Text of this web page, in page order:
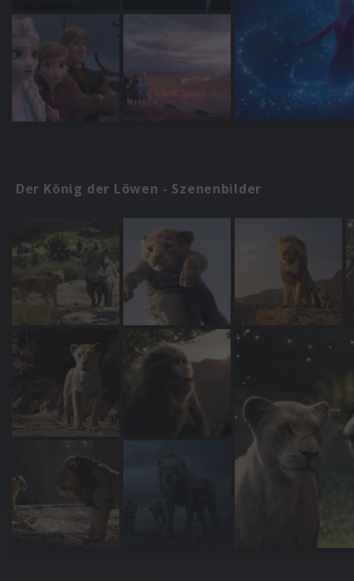
Der König der Löwen - Szenenbilder